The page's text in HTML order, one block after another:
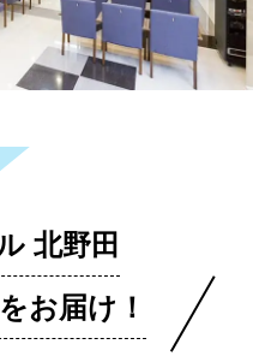
北野田
お届け！